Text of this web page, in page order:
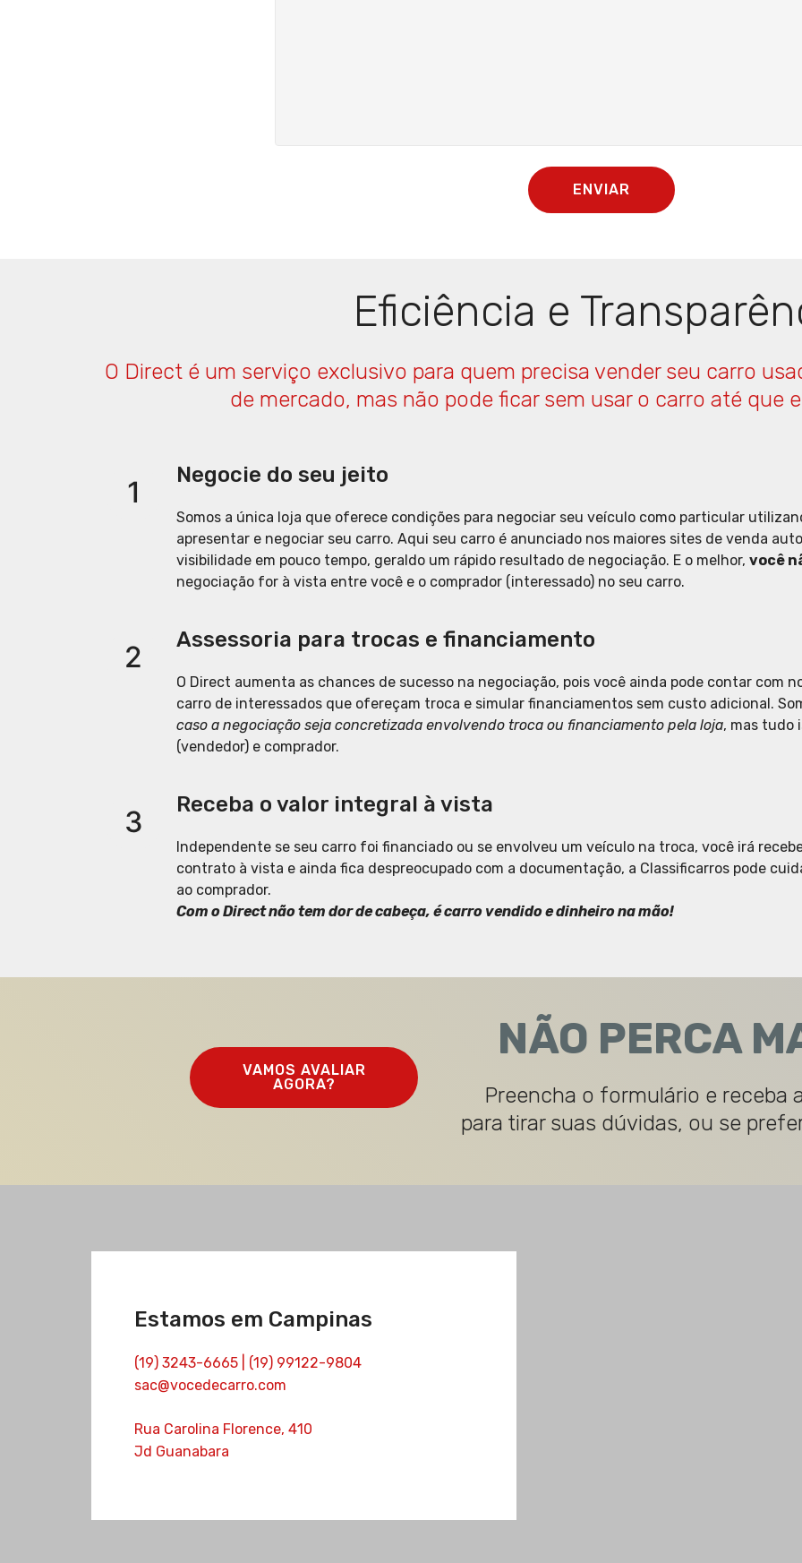
ENVIAR
Eficiência e
O Direct é um serviço exclusivo para quem precisa vender seu carro
de mercado, mas não pode ficar sem usar o carro até que
1 Negocie do seu jeito
Somos a única loja que oferece condições para negociar seu veículo como particular
apresentar e negociar seu carro. Aqui seu carro é anunciado nos maiores sites de venda
visibilidade em pouco tempo, geraldo um rápido resultado de negociação. E o melhor, você
negociação for à vista entre você e o comprador (interessado) no seu carro.
2 Assessoria para trocas e financiamento
O Direct aumenta as chances de sucesso na negociação, pois você ainda pode contar com
carro de interessados que ofereçam troca e simular financiamentos sem custo adicional.
caso a negociação seja concretizada envolvendo troca ou financiamento pela loja, mas tudo
(vendedor) e comprador.
3 Receba o valor integral à vista
Independente se seu carro foi financiado ou se envolveu um veículo na troca, você irá
contrato à vista e ainda fica despreocupado com a documentação, a Classificarros pode
ao comprador.
Com o Direct não tem dor de cabeça, é carro vendido e dinheiro na mão!
VAMOS AVALIAR
AGORA?
NÃO PERCA
Preencha o formulário e receba
para tirar suas dúvidas, ou se
Estamos em Campinas
(19) 3243-6665 | (19) 99122-9804
sac@vocedecarro.com
Rua Carolina Florence, 410
Jd Guanabara